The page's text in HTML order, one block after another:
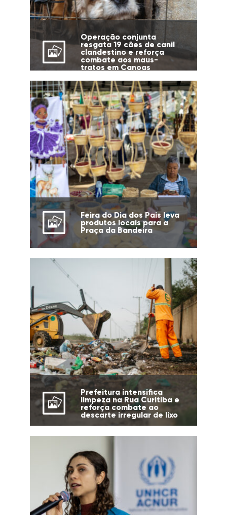
Operação conjunta
resgata 19 cães de canil
clandestino e reforça
combate aos maus-
tratos em Canoas
Feira do Dia dos Pais leva
produtos locais para a
Praça da Bandeira
Prefeitura intensifica
limpeza na Rua Curitiba e
reforça combate ao
descarte irregular de lixo